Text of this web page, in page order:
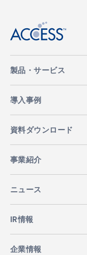
製品・サービス
導入事例
資料ダウンロード
事業紹介
ニュース
IR情報
企業情報